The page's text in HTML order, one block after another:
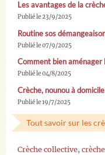
Les avantages de la
Publié le 23/9/2025
Routine sos
Publié le 07/9/2025
Comment bien aménager
Publié le 04/8/2025
Crèche, nounou à
Publié le 19/7/2025
Tout savoir sur les
Crèche collective,